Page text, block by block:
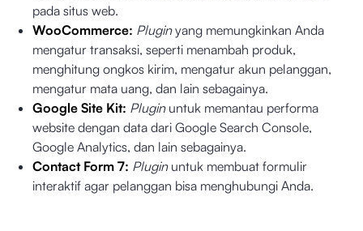
pada situs web.
WooCommerce: Pluginyang memungkinkan Anda
mengatur transaksi, seperti menambah produk,
menghitung ongkos kirim, mengatur akun pelanggan,
mengatur mata uang, dan lain sebagainya.
Google Site Kit: Plugin untuk memantau performa
website dengan data dari Google Search Console,
Google Analytics, dan lain sebagainya.
Contact Form 7: Plugin untuk membuat formulir
interaktif agar pelanggan bisa menghubungi Anda.